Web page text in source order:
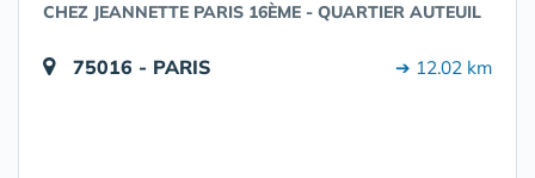
CHEZ JEANNETTE PARIS 16ÈME - QUARTIER AUTEUIL
75016 - PARIS ➔ 12.02 km